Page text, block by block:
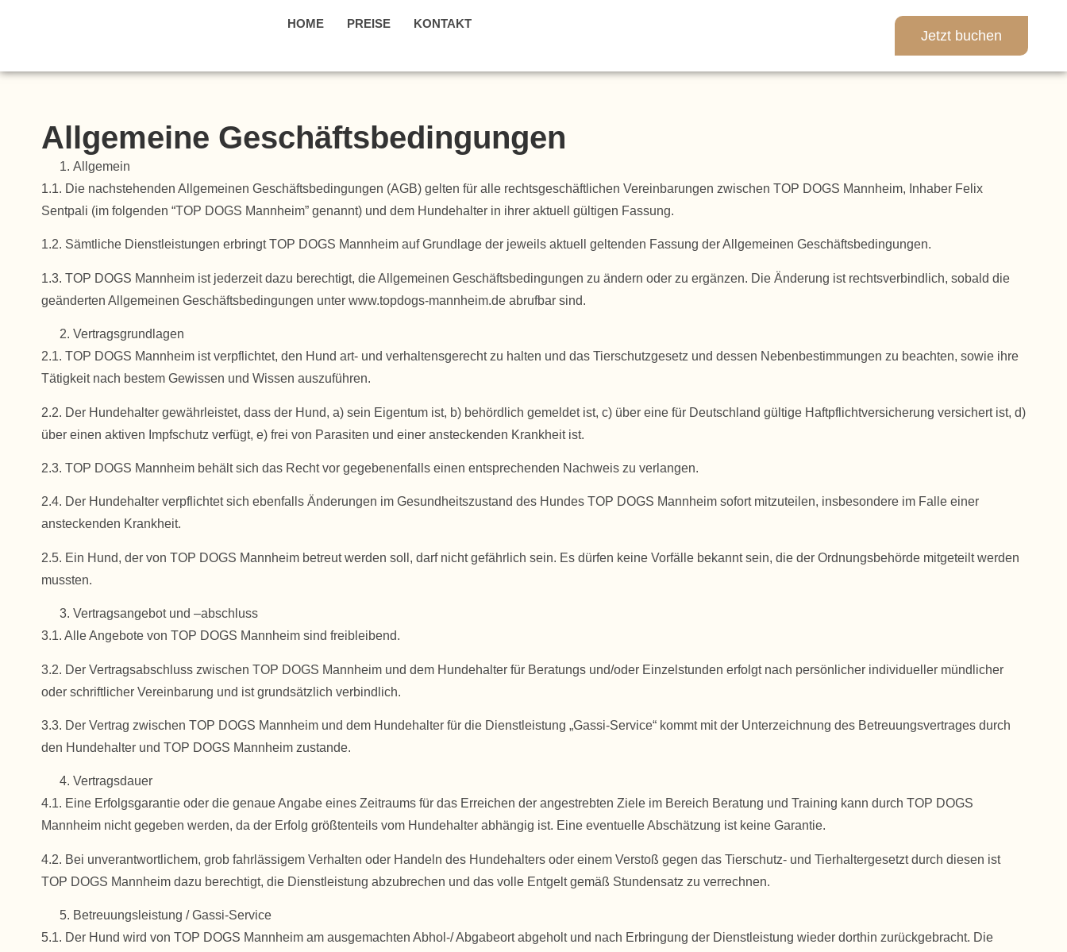
HOME PREISE KONTAKT
Jetzt buchen
Allgemeine Geschäftsbedingungen
Allgemein
1.1. Die nachstehenden Allgemeinen Geschäftsbedingungen (AGB) gelten für alle rechtsgeschäftlichen Vereinbarungen zwischen TOP DOGS Mannheim, Inhaber Felix
Sentpali (im folgenden “TOP DOGS Mannheim” genannt) und dem Hundehalter in ihrer aktuell gültigen Fassung.
1.2. Sämtliche Dienstleistungen erbringt TOP DOGS Mannheim auf Grundlage der jeweils aktuell geltenden Fassung der Allgemeinen Geschäftsbedingungen.
1.3. TOP DOGS Mannheim ist jederzeit dazu berechtigt, die Allgemeinen Geschäftsbedingungen zu ändern oder zu ergänzen. Die Änderung ist rechtsverbindlich, sobald die
geänderten Allgemeinen Geschäftsbedingungen unter www.topdogs-mannheim.de abrufbar sind.
Vertragsgrundlagen
2.1. TOP DOGS Mannheim ist verpflichtet, den Hund art- und verhaltensgerecht zu halten und das Tierschutzgesetz und dessen Nebenbestimmungen zu beachten, sowie ihre
Tätigkeit nach bestem Gewissen und Wissen auszuführen.
2.2. Der Hundehalter gewährleistet, dass der Hund, a) sein Eigentum ist, b) behördlich gemeldet ist, c) über eine für Deutschland gültige Haftpflichtversicherung versichert ist, d)
über einen aktiven Impfschutz verfügt, e) frei von Parasiten und einer ansteckenden Krankheit ist.
2.3. TOP DOGS Mannheim behält sich das Recht vor gegebenenfalls einen entsprechenden Nachweis zu verlangen.
2.4. Der Hundehalter verpflichtet sich ebenfalls Änderungen im Gesundheitszustand des Hundes TOP DOGS Mannheim sofort mitzuteilen, insbesondere im Falle einer
ansteckenden Krankheit.
2.5. Ein Hund, der von TOP DOGS Mannheim betreut werden soll, darf nicht gefährlich sein. Es dürfen keine Vorfälle bekannt sein, die der Ordnungsbehörde mitgeteilt werden
mussten.
Vertragsangebot und –abschluss
3.1. Alle Angebote von TOP DOGS Mannheim sind freibleibend.
3.2. Der Vertragsabschluss zwischen TOP DOGS Mannheim und dem Hundehalter für Beratungs und/oder Einzelstunden erfolgt nach persönlicher individueller mündlicher
oder schriftlicher Vereinbarung und ist grundsätzlich verbindlich.
3.3. Der Vertrag zwischen TOP DOGS Mannheim und dem Hundehalter für die Dienstleistung „Gassi-Service“ kommt mit der Unterzeichnung des Betreuungsvertrages durch
den Hundehalter und TOP DOGS Mannheim zustande.
Vertragsdauer
4.1. Eine Erfolgsgarantie oder die genaue Angabe eines Zeitraums für das Erreichen der angestrebten Ziele im Bereich Beratung und Training kann durch TOP DOGS
Mannheim nicht gegeben werden, da der Erfolg größtenteils vom Hundehalter abhängig ist. Eine eventuelle Abschätzung ist keine Garantie.
4.2. Bei unverantwortlichem, grob fahrlässigem Verhalten oder Handeln des Hundehalters oder einem Verstoß gegen das Tierschutz- und Tierhaltergesetzt durch diesen ist
TOP DOGS Mannheim dazu berechtigt, die Dienstleistung abzubrechen und das volle Entgelt gemäß Stundensatz zu verrechnen.
Betreuungsleistung / Gassi-Service
5.1. Der Hund wird von TOP DOGS Mannheim am ausgemachten Abhol-/ Abgabeort abgeholt und nach Erbringung der Dienstleistung wieder dorthin zurückgebracht. Die